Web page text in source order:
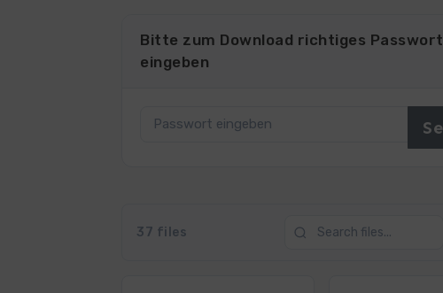
Bitte zum Download richtiges Passwort
eingeben
37 files